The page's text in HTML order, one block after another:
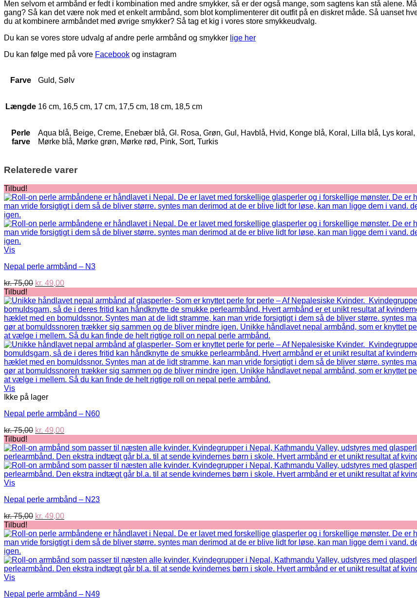
Men selvom et armbånd er fedt i kombination med andre smykker, så er der også mange, som sagtens kan stå alene.
gang? Så kan det være nok med et enkelt armbånd, som blot komplimenterer dit outfit på en diskret måde. Så uanset
du at kombinere armbåndet med øvrige smykker? Så tag et kig i vores store smykkeudvalg.
Du kan se vores store udvalg af andre perle armbånd og smykker lige her
Du kan følge med på vore Facebook og instagram
Farve Guld, Sølv
Længde 16 cm, 16,5 cm, 17 cm, 17,5 cm, 18 cm, 18,5 cm
Perle
farve
Aqua blå, Beige, Creme, Enebær blå, Gl. Rosa, Grøn, Gul, Havblå, Hvid, Konge blå, Koral, Lilla blå, Lys
Mørke blå, Mørke grøn, Mørke rød, Pink, Sort, Turkis
Relaterede varer
Tilbud!
Vis
Nepal perle armbånd – N3
kr.75,00 Den
pris
var:
kr. 75,00.
kr. 49,00Den
pris
er:
kr. 49,00.
Tilbud!
Vis
Ikke på lager
Nepal perle armbånd – N60
kr.75,00 Den
pris
var:
kr. 75,00.
kr. 49,00Den
pris
er:
kr. 49,00.
Tilbud!
Vis
Nepal perle armbånd – N23
kr.75,00 Den
pris
var:
kr. 49,00Den
pris
er:
Tilbud!
Vis
Nepal perle armbånd – N49